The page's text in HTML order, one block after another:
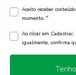
Aceito receber
momento. *
Ao clicar em Cadastrar,
igualmente, confirma